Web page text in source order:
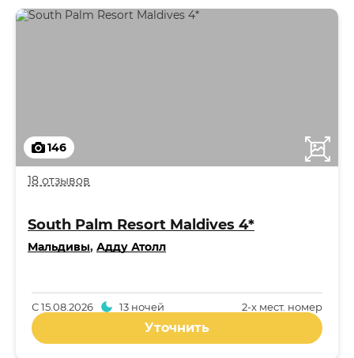
146
18 отзывов
South Palm Resort Maldives 4*
Мальдивы, Адду Атолл
2-x мест. номер
С15.08.2026 13 ночей
Уточнить